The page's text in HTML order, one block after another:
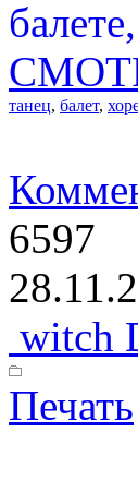
танец, балет,
6597
witch
Печать